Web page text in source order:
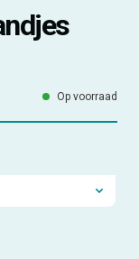
Op voorraad